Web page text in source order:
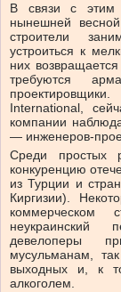
В связи с этим
нынешней
строители
устроиться к
них
требуются
International,
компании
— инженеров-
Среди простых
конкуренцию
из Турции и
Киргизии).
коммерческом
неукраинский
девелоперы
мусульманам,
выходных и, к
алкоголем.